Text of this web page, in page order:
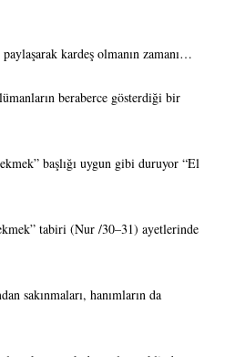
kardeş olmanın zamanı…
beraberce gösterdiği bir
başlığı uygun gibi duruyor “El
tabiri (Nur /30–31) ayetlerinde
sakınmaları, hanımların da